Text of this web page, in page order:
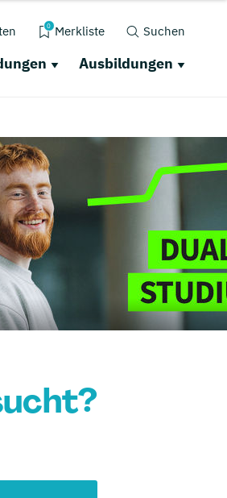
0 Merkliste Suchen
Ausbildungen